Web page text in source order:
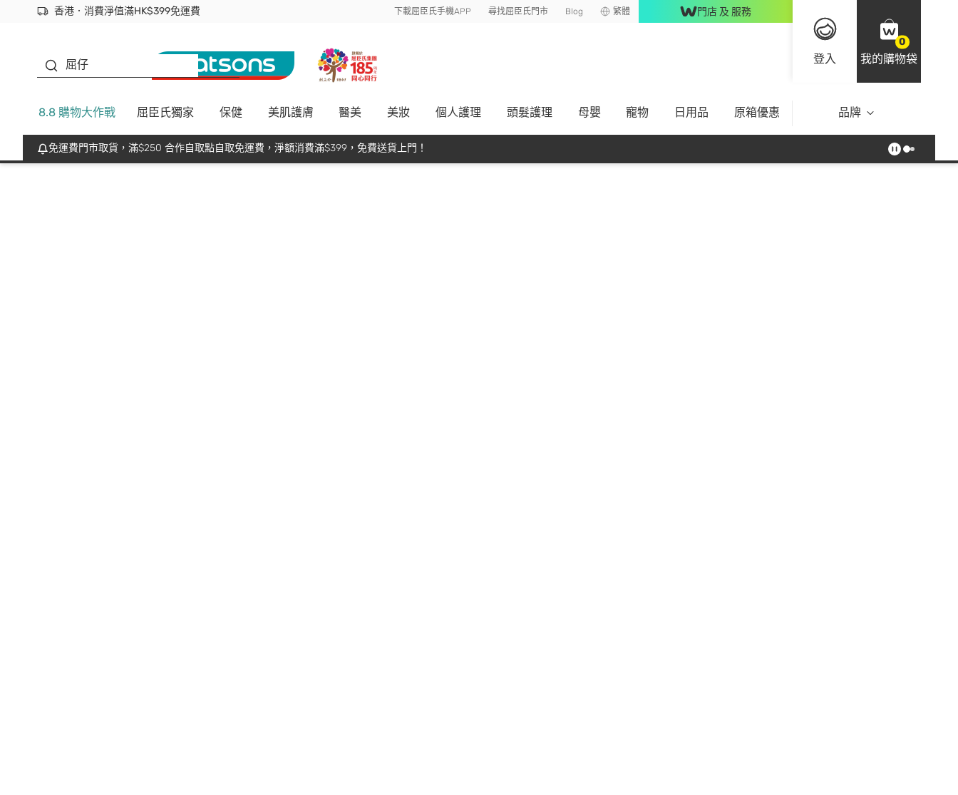
香港．消費淨值滿HK$399免運費
立即成為易賞錢會員盡享獨家優惠
首次APP下單買滿$450 輸入 NEWAPP 即減$50 下載屈臣氏手機APP 尋找屈臣氏門市 Blog 繁體 門店 及 服務
登入
0
我的購物袋
屈仔
8.8 購物大作戰 屈臣氏獨家 保健 美肌護膚 醫美 美妝 個人護理 頭髮護理 母嬰 寵物 日用品 原箱優惠 品牌
免運費門市取貨，滿$250 合作自取點自取免運費，淨額消費滿$399，免費送貨上門！